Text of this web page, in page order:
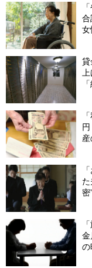
合
女
貸
密
金
の